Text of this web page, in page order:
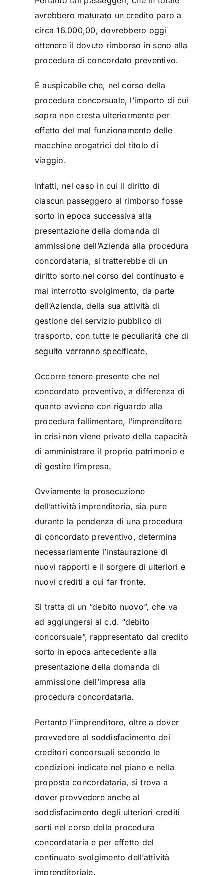
avrebbero maturato un credito paro a
circa 16.000,00, dovrebbero oggi
ottenere il dovuto rimborso in seno alla
procedura di concordato preventivo.
È auspicabile che, nel corso della
procedura concorsuale, l’importo di cui
sopra non cresta ulteriormente per
effetto del mal funzionamento delle
macchine erogatrici del titolo di
viaggio.
Infatti, nel caso in cui il diritto di
ciascun passeggero al rimborso fosse
sorto in epoca successiva alla
presentazione della domanda di
ammissione dell’Azienda alla procedura
concordataria, si tratterebbe di un
diritto sorto nel corso del continuato e
mai interrotto svolgimento, da parte
dell’Azienda, della sua attività di
gestione del servizio pubblico di
trasporto, con tutte le peculiarità che di
seguito verranno specificate.
Occorre tenere presente che nel
concordato preventivo, a differenza di
quanto avviene con riguardo alla
procedura fallimentare, l’imprenditore
in crisi non viene privato della capacità
di amministrare il proprio patrimonio e
di gestire l’impresa.
Ovviamente la prosecuzione
dell’attività imprenditoria, sia pure
durante la pendenza di una procedura
di concordato preventivo, determina
necessariamente l’instaurazione di
nuovi rapporti e il sorgere di ulteriori e
nuovi crediti a cui far fronte.
Si tratta di un “debito nuovo”, che va
ad aggiungersi al c.d. “debito
concorsuale”, rappresentato dal credito
sorto in epoca antecedente alla
presentazione della domanda di
ammissione dell’impresa alla
procedura concordataria.
Pertanto l’imprenditore, oltre a dover
provvedere al soddisfacimento dei
creditori concorsuali secondo le
condizioni indicate nel piano e nella
proposta concordataria, si trova a
dover provvedere anche al
soddisfacimento degli ulteriori crediti
sorti nel corso della procedura
concordataria e per effetto del
continuato svolgimento dell’attività
imprenditoriale.